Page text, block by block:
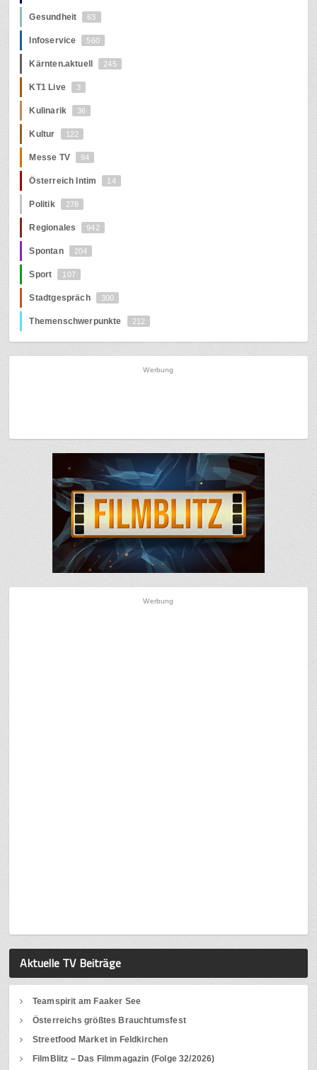
Gesundheit 63
Infoservice 560
Kärnten.aktuell 245
KT1 Live 3
Kulinarik 36
Kultur 122
Messe TV 94
Österreich Intim 14
Politik 278
Regionales 942
Spontan 204
Sport 107
Stadtgespräch 300
Themenschwerpunkte 212
Werbung
Werbung
Aktuelle TV Beiträge
Teamspirit am Faaker See
Österreichs größtes Brauchtumsfest
Streetfood Market in Feldkirchen
FilmBlitz – Das Filmmagazin (Folge 32/2026)